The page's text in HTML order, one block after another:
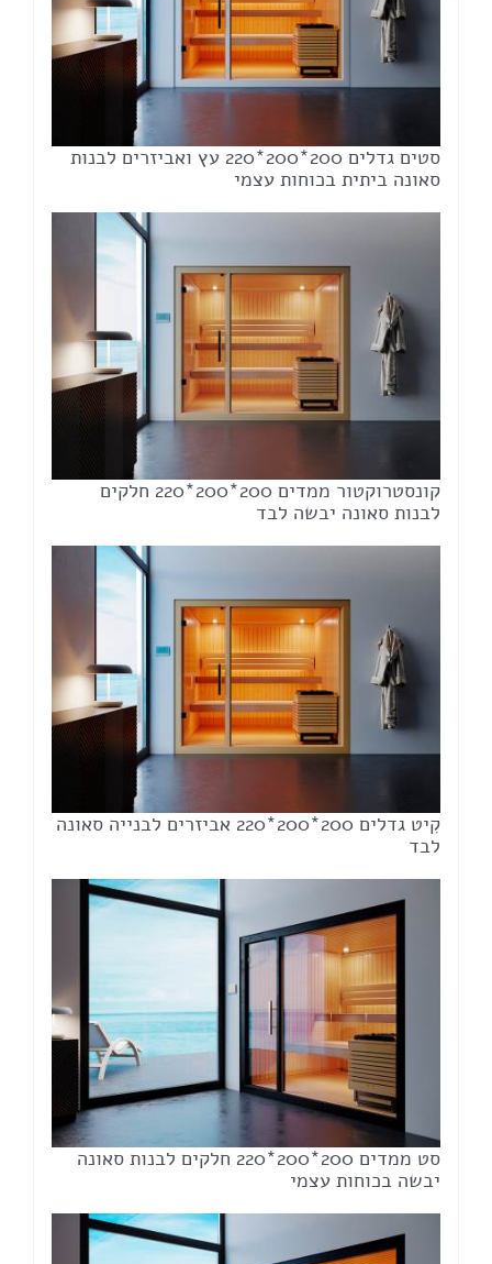
סטים גדלים 200*200*220 עץ ואביזרים לבנות
סאונה ביתית בכוחות עצמי
קונסטרוקטור ממדים 200*200*220 חלקים
לבנות סאונה יבשה לבד
קִיט גדלים 200*200*220 אביזרים לבנייה סאונה
לבד
סט ממדים 200*200*220 חלקים לבנות סאונה
יבשה בכוחות עצמי